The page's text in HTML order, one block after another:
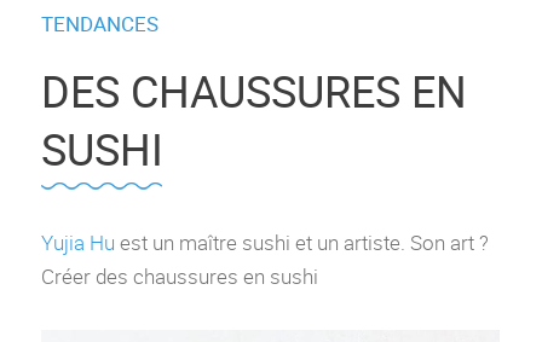
TENDANCES
DES CHAUSSURES EN
SUSHI
Yujia Hu est un maître sushi et un artiste. Son art ?
Créer des chaussures en sushi